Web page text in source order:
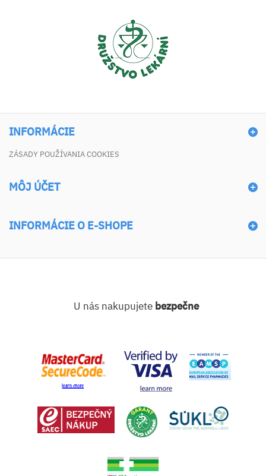
INFORMÁCIE
ZÁSADY POUŽÍVANIA COOKIES
MÔJ ÚČET
INFORMÁCIE O E-SHOPE
U nás nakupujete bezpečne